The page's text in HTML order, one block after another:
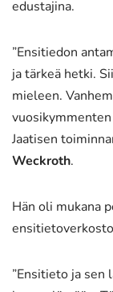
edustajina.
”Ensitiedon
ja tärkeä hetki.
mieleen.
Jaatisen
Weckroth.
Hän oli mukana
”Ensitieto ja sen